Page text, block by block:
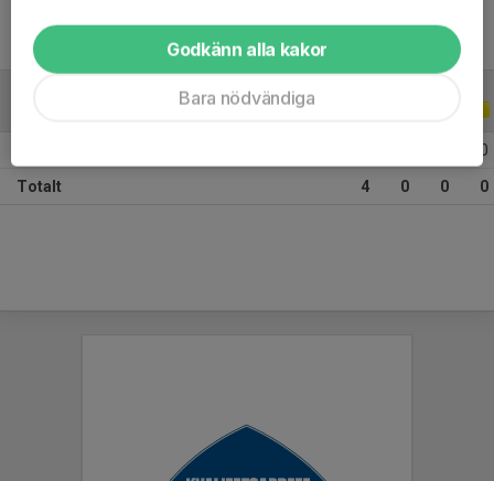
0
Totalt 4 0 0 0
Godkänn alla kakor
Bara nödvändiga